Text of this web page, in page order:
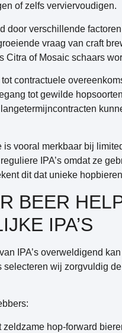
of zelfs verviervoudigen.
door verschillende
vraag van craft
Citra of Mosaic schaars
contractuele
tot gewilde
is vooral merkbaar bij
IPA’s omdat ze
dit dat unieke
BEER
IPA’S
IPA’s overweldigend
wij zorgvuldig
zeldzame hop-forward